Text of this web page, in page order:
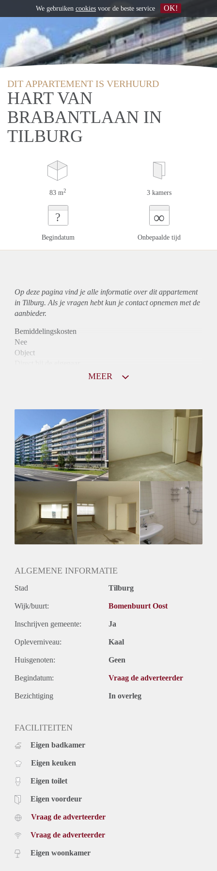
DIT APPARTEMENT IS VERHUURD
HART VAN
BRABANTLAAN IN
TILBURG
83 m2 3 kamers
?
Begindatum
∞
Onbepaalde tijd
Op deze pagina vind je alle informatie over ditappartement
in Tilburg. Als je vragen hebt kun je contact opnemen met de
aanbieder.
Bemiddelingskosten
Nee
Object
Mogelijk
Inkomen eis
N.V.T.
Huurtermijn
Onbepaalde termijn
Oplevering
MEER
ALGEMENE INFORMATIE
Stad Tilburg
Wijk/buurt: Bomenbuurt Oost
Inschrijven gemeente: Ja
Opleverniveau: Kaal
Huisgenoten: Geen
Begindatum: Vraag de adverteerder
Bezichtiging In overleg
FACILITEITEN
Eigen badkamer
Eigen keuken
Eigen toilet
Eigen voordeur
Vraag de adverteerder
Vraag de adverteerder
Eigen woonkamer
We gebruiken cookies voor de beste service OK!